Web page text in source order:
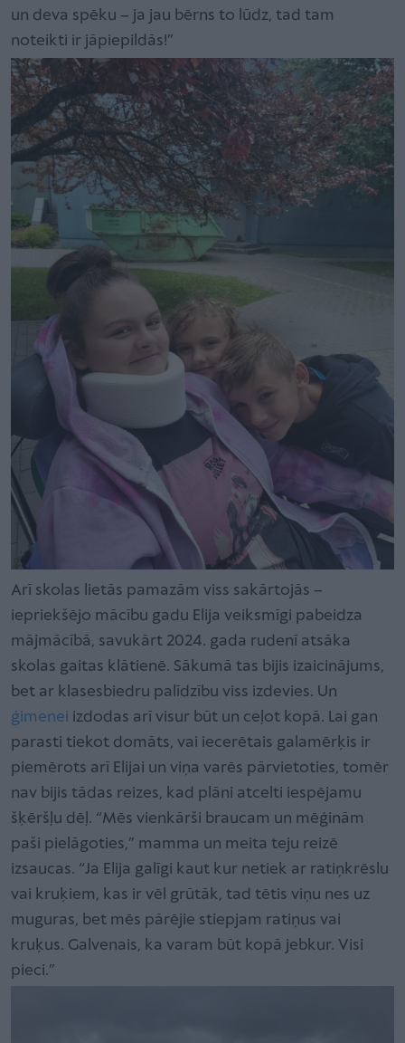
un deva spēku – ja jau bērns to lūdz, tad tam
noteikti ir jāpiepildās!”
Arī skolas lietās pamazām viss sakārtojās –
iepriekšējo mācību gadu Elija veiksmīgi pabeidza
mājmācībā, savukārt 2024. gada rudenī atsāka
skolas gaitas klātienē. Sākumā tas bijis izaicinājums,
bet ar klasesbiedru palīdzību viss izdevies. Un
ģimenei izdodas arī visur būt un ceļot kopā. Lai gan
parasti tiekot domāts, vai iecerētais galamērķis ir
piemērots arī Elijai un viņa varēs pārvietoties, tomēr
nav bijis tādas reizes, kad plāni atcelti iespējamu
šķēršļu dēļ. “Mēs vienkārši braucam un mēģinām
paši pielāgoties,” mamma un meita teju reizē
izsaucas. “Ja Elija galīgi kaut kur netiek ar ratiņkrēslu
vai kruķiem, kas ir vēl grūtāk, tad tētis viņu nes uz
muguras, bet mēs pārējie stiepjam ratiņus vai
kruķus. Galvenais, ka varam būt kopā jebkur. Visi
pieci.”